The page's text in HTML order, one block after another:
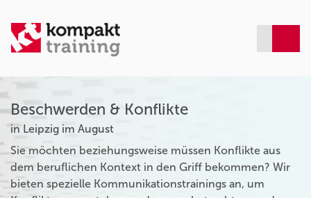
Beschwerden & Konflikte
in Leipzig im August
Sie möchten beziehungsweise müssen Konflikte aus
dem beruflichen Kontext in den Griff bekommen? Wir
bieten spezielle Kommunikationstrainings an, um